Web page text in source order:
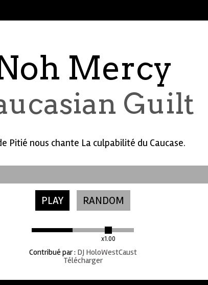
Mercy
Guilt
Pitié nous chante La culpabilité du Caucase.
PLAY RANDOM
x1.00
Contribué par: DJ HoloWestCaust
Télécharger